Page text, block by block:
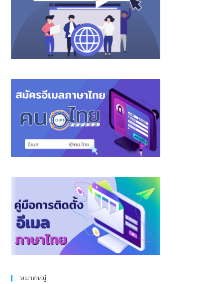
หมวดหมู่